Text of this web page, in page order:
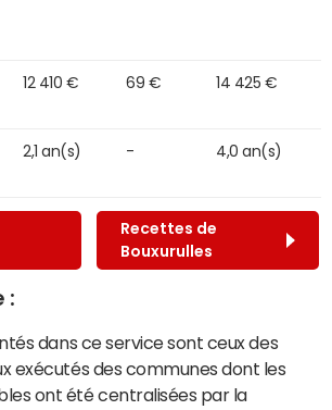
12 410 € 69 € 14 425 €
2,1 an(s) - 4,0 an(s)
Recettes de
Bouxurulles
:
dans ce service sont ceux des
exécutés des communes dont les
ont été centralisées par la